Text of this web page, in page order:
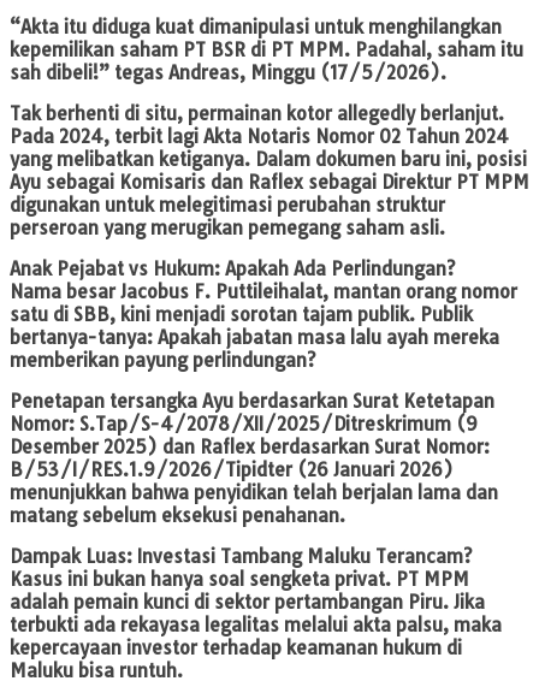
“Akta itu diduga kuat dimanipulasi untuk menghilangkan
kepemilikan saham PT BSR di PT MPM. Padahal, saham itu
sah dibeli!” tegas Andreas, Minggu (17/5/2026).
Tak berhenti di situ, permainan kotor allegedly berlanjut.
Pada 2024, terbit lagi Akta Notaris Nomor 02 Tahun 2024
yang melibatkan ketiganya. Dalam dokumen baru ini, posisi
Ayu sebagai Komisaris dan Raflex sebagai Direktur PT MPM
digunakan untuk melegitimasi perubahan struktur
perseroan yang merugikan pemegang saham asli.
Anak Pejabat vs Hukum: Apakah Ada Perlindungan?
Nama besar Jacobus F. Puttileihalat, mantan orang nomor
satu di SBB, kini menjadi sorotan tajam publik. Publik
bertanya-tanya: Apakah jabatan masa lalu ayah mereka
memberikan payung perlindungan?
Penetapan tersangka Ayu berdasarkan Surat Ketetapan
Nomor: S.Tap/S-4/2078/XII/2025/Ditreskrimum (9
Desember 2025) dan Raflex berdasarkan Surat Nomor:
B/53/I/RES.1.9/2026/Tipidter (26 Januari 2026)
menunjukkan bahwa penyidikan telah berjalan lama dan
matang sebelum eksekusi penahanan.
Dampak Luas: Investasi Tambang Maluku Terancam?
Kasus ini bukan hanya soal sengketa privat. PT MPM
adalah pemain kunci di sektor pertambangan Piru. Jika
terbukti ada rekayasa legalitas melalui akta palsu, maka
kepercayaan investor terhadap keamanan hukum di
Maluku bisa runtuh.